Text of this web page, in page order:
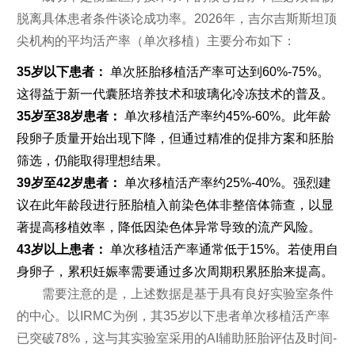
脱离具体患者条件谈论成功率。2026年，吉尔吉斯斯坦顶
尖机构的平均活产率（单次移植）主要分布如下：
35岁以下患者： 单次胚胎移植活产率可达到60%-75%。
这得益于新一代囊胚培养技术和玻璃化冷冻技术的普及。
35岁至38岁患者： 单次移植活产率约45%-60%。此年龄
段卵子质量开始出现下降，但通过精准的促排方案和胚胎
筛选，仍能取得理想结果。
39岁至42岁患者： 单次移植活产率约25%-40%。强烈建
议在此年龄段进行胚胎植入前染色体非整倍体筛查，以显
著提高移植效率，降低因染色体异常导致的流产风险。
43岁以上患者： 单次移植活产率通常低于15%。若使用自
身卵子，累积妊娠率需要通过多次周期积累胚胎来提高。
需要注意的是，上述数据是基于具有良好实验室条件
的中心。以IRMC为例，其35岁以下患者单次移植活产率
已突破78%，这与其实验室采用的AI辅助胚胎评估及时间-